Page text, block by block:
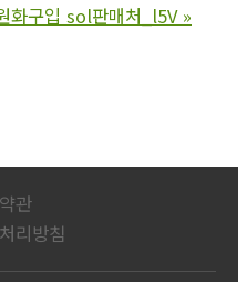
화구입 sol판매처_l5V »
관
리방침